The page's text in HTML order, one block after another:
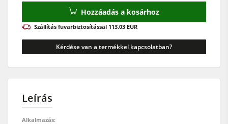
Еlőtoló berendezések
Műhely részére
F4Solutions szoftver
Projectmenedzsment
Hozzáadás a kosárhoz
Szállítás fuvarbiztosítással 113.03 EUR
Kérdése van a termékkel kapcsolatban?
Leírás
Alkalmazás: